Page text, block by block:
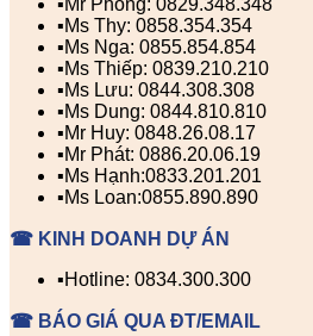
▪️Mr Phong: 0829.348.348
▪️Ms Thy: 0858.354.354
▪️Ms Nga: 0855.854.854
▪️Ms Thiếp: 0839.210.210
▪️Ms Lưu: 0844.308.308
▪️Ms Dung: 0844.810.810
▪️Mr Huy: 0848.26.08.17
▪️Mr Phát: 0886.20.06.19
▪️Ms Hạnh:0833.201.201
▪️Ms Loan:0855.890.890
☎ KINH DOANH DỰ ÁN
▪️Hotline: 0834.300.300
☎ BÁO GIÁ QUA ĐT/EMAIL